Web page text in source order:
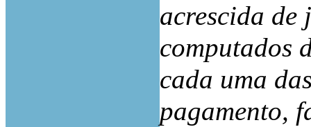
acrescida
computados
cada uma
pagamento,